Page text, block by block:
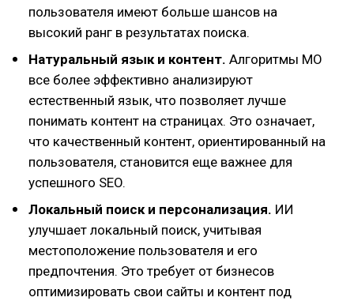
пользователя имеют больше шансов на
высокий ранг в результатах поиска.
Натуральный язык и контент. Алгоритмы МО
все более эффективно анализируют
естественный язык, что позволяет лучше
понимать контент на страницах. Это означает,
что качественный контент, ориентированный на
пользователя, становится еще важнее для
успешного SEO.
Локальный поиск и персонализация. ИИ
улучшает локальный поиск, учитывая
местоположение пользователя и его
предпочтения. Это требует от бизнесов
оптимизировать свои сайты и контент под